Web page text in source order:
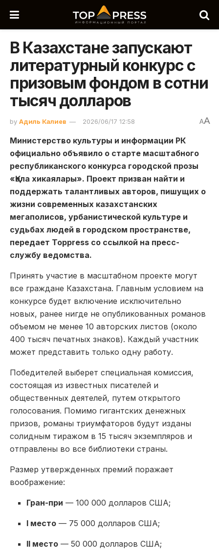
В Казахстане запускают
литературный конкурс с
призовым фондом в сотни
тысяч долларов
by Адиль Калиев 2026/06/17 12:58 AA
Министерство культуры и информации РК
официально объявило о старте масштабного
республиканского конкурса городской прозы
«Қала хикаялары». Проект призван найти и
поддержать талантливых авторов, пишущих о
жизни современных казахстанских
мегаполисов, урбанистической культуре и
судьбах людей в городском пространстве,
передает Toppress со ссылкой на пресс-
службу ведомства.
Принять участие в масштабном проекте могут
все граждане Казахстана. Главным условием на
конкурсе будет включение исключительно
новых, ранее нигде не опубликованных романов
объемом не менее 10 авторских листов (около
400 тысяч печатных знаков). Каждый участник
может представить только одну работу.
Победителей выберет специальная комиссия,
состоящая из известных писателей и
общественных деятелей, путем открытого
голосования. Помимо гигантских денежных
призов, романы триумфаторов будут изданы
солидным тиражом в 15 тысяч экземпляров и
отправлены во все библиотеки страны.
Размер утвержденных премий поражает
воображение:
Гран-при — 100 000 долларов США;
I место — 75 000 долларов США;
II место — 50 000 долларов США;